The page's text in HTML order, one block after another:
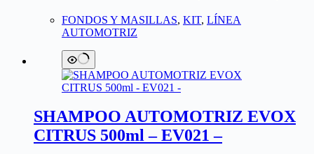
FONDOS Y MASILLAS, KIT, LÍNEA
AUTOMOTRIZ
SHAMPOO AUTOMOTRIZ EVOX
CITRUS 500ml – EV021 –